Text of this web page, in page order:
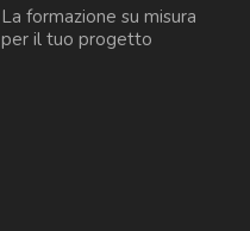
La formazione su misura
per il tuo progetto